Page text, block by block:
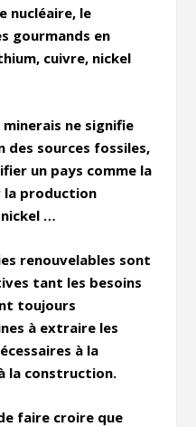
nucléaire, le
gourmands en
cuivre, nickel
minerais ne signifie
des sources fossiles,
un pays comme la
la production
…
renouvelables sont
tant les besoins
toujours
à extraire les
à la
la construction.
faire croire que